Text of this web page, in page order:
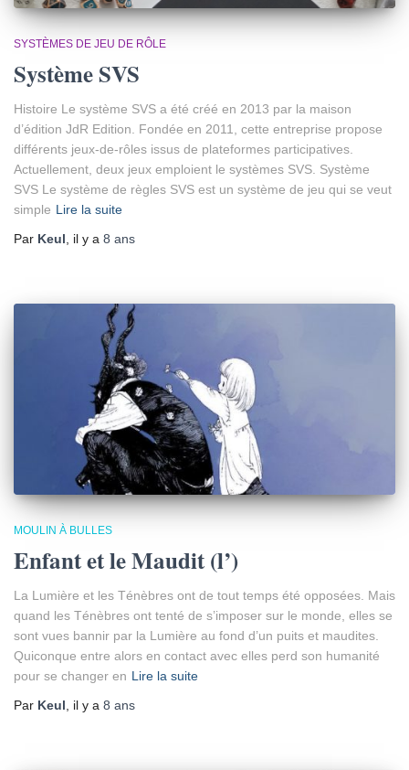
SYSTÈMES DE JEU DE RÔLE
Système SVS
Histoire Le système SVS a été créé en 2013 par la maison
d’édition JdR Edition. Fondée en 2011, cette entreprise propose
différents jeux-de-rôles issus de plateformes participatives.
Actuellement, deux jeux emploient le systèmes SVS. Système
SVS Le système de règles SVS est un système de jeu qui se veut
simple Lire la suite
Par Keul , il y a 8 ans
MOULIN À BULLES
Enfant et le Maudit (l’)
La Lumière et les Ténèbres ont de tout temps été opposées. Mais
quand les Ténèbres ont tenté de s’imposer sur le monde, elles se
sont vues bannir par la Lumière au fond d’un puits et maudites.
Quiconque entre alors en contact avec elles perd son humanité
pour se changer en Lire la suite
Par Keul , il y a 8 ans